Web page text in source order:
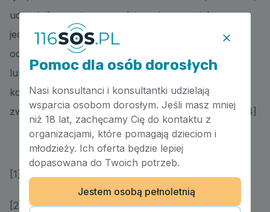
uczestnika są nierozerwalnie związane z ich
jednoczesną kwalifikacją jako noszących cechy
odpowiadające dyspozycji przepisu (zagrażają życiu
lub zdrowiu) lub nie. Należy zatem ustalić, czy
konkretne zachowania osoby chorej psychicznie
związane z tą chorobą zarażają życiu lub zdrowiu.[4]
[1] Art. 23 w zw. z art. 3 pkt. 1a uozp
[2] Art. 24 ust. 1 uozp w zw. z art. 3 pkt. 1 a uozp
Pomoc dla osób dorosłych
Nasi konsultanci i konsultantki udzielają
wsparcia osobom dorosłym. Jeśli masz mniej
niż 18 lat, zachęcamy Cię do kontaktu z
organizacjami, które pomagają dzieciom i
młodzieży. Ich oferta będzie lepiej
dopasowana do Twoich potrzeb.
Jestem osobą pełnoletnią